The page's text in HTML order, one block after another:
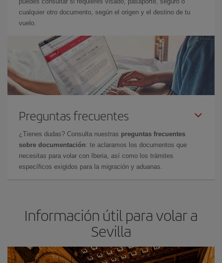
cualquier otro documento, según el origen y el destino de tu
vuelo.
Preguntas frecuentes
¿Tienes dudas? Consulta nuestras preguntas frecuentes
sobre documentación: te aclaramos los documentos que
necesitas para volar con Iberia, así como los trámites
específicos exigidos para la migración y aduanas.
Información útil para volar a
Sevilla